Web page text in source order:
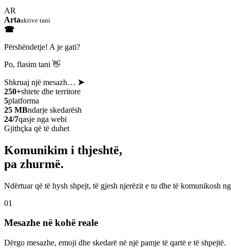
AR
Artaaktive tani
☎
Përshëndetje! A je gati?
Po, flasim tani 👋
Shkruaj një mesazh… ➤
250+shtete dhe territore
5platforma
25 MBndarje skedarësh
24/7qasje nga webi
Gjithçka që të duhet
Komunikim i thjeshtë,
pa zhurmë.
Ndërtuar që të hysh shpejt, të gjesh njerëzit e tu dhe të komunikosh
01
Mesazhe në kohë reale
Dërgo mesazhe, emoji dhe skedarë në një pamje të qartë e të shpejtë.